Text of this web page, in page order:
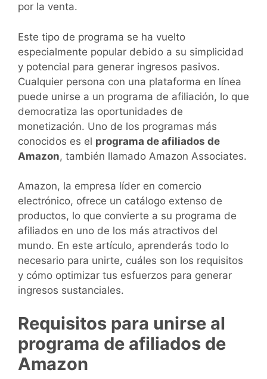
por la venta.
Este tipo de programa se ha vuelto
especialmente popular debido a su simplicidad
y potencial para generar ingresos pasivos.
Cualquier persona con una plataforma en línea
puede unirse a un programa de afiliación, lo que
democratiza las oportunidades de
monetización. Uno de los programas más
conocidos es el programa de afiliados de
Amazon, también llamado Amazon Associates.
Amazon, la empresa líder en comercio
electrónico, ofrece un catálogo extenso de
productos, lo que convierte a su programa de
afiliados en uno de los más atractivos del
mundo. En este artículo, aprenderás todo lo
necesario para unirte, cuáles son los requisitos
y cómo optimizar tus esfuerzos para generar
ingresos sustanciales.
Requisitos para unirse al
programa de afiliados de
Amazon